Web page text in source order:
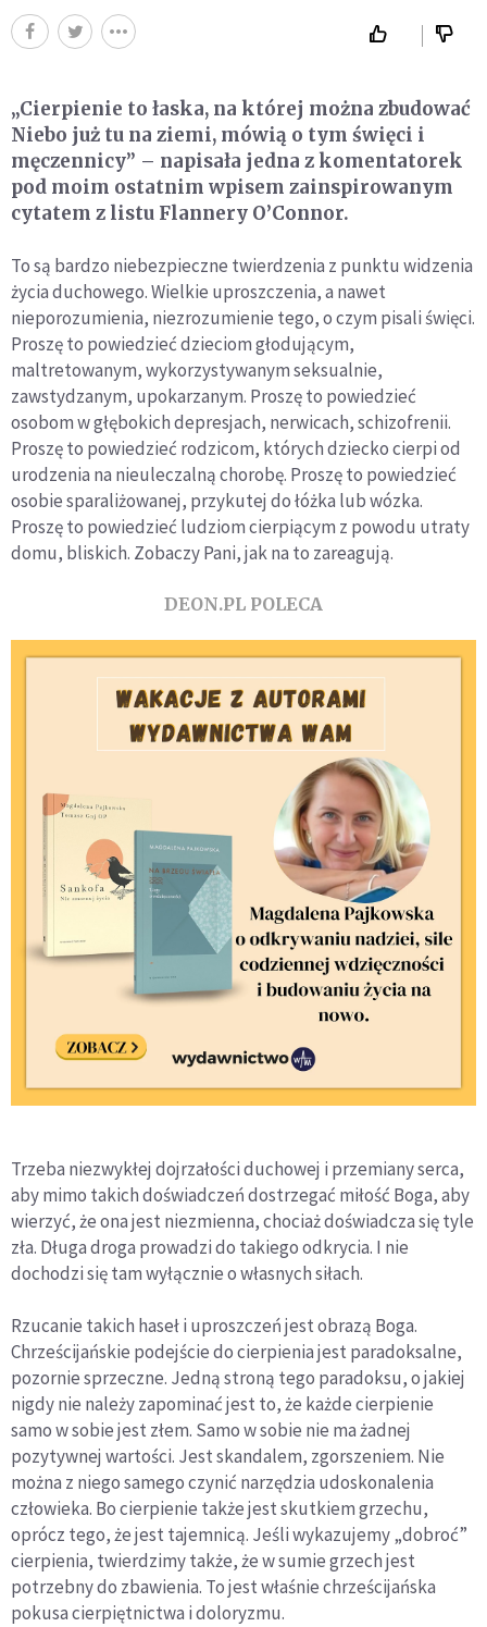
„Cierpienie to łaska, na której można zbudować
Niebo już tu na ziemi, mówią o tym święci i
męczennicy” – napisała jedna z komentatorek
pod moim ostatnim wpisem zainspirowanym
cytatem z listu Flannery O’Connor.
To są bardzo niebezpieczne twierdzenia z punktu widzenia
życia duchowego. Wielkie uproszczenia, a nawet
nieporozumienia, niezrozumienie tego, o czym pisali święci.
Proszę to powiedzieć dzieciom głodującym,
maltretowanym, wykorzystywanym seksualnie,
zawstydzanym, upokarzanym. Proszę to powiedzieć
osobom w głębokich depresjach, nerwicach, schizofrenii.
Proszę to powiedzieć rodzicom, których dziecko cierpi od
urodzenia na nieuleczalną chorobę. Proszę to powiedzieć
osobie sparaliżowanej, przykutej do łóżka lub wózka.
Proszę to powiedzieć ludziom cierpiącym z powodu utraty
domu, bliskich. Zobaczy Pani, jak na to zareagują.
DEON.PL POLECA
Trzeba niezwykłej dojrzałości duchowej i przemiany serca,
aby mimo takich doświadczeń dostrzegać miłość Boga, aby
wierzyć, że ona jest niezmienna, chociaż doświadcza się tyle
zła. Długa droga prowadzi do takiego odkrycia. I nie
dochodzi się tam wyłącznie o własnych siłach.
Rzucanie takich haseł i uproszczeń jest obrazą Boga.
Chrześcijańskie podejście do cierpienia jest paradoksalne,
pozornie sprzeczne. Jedną stroną tego paradoksu, o jakiej
nigdy nie należy zapominać jest to, że każde cierpienie
samo w sobie jest złem. Samo w sobie nie ma żadnej
pozytywnej wartości. Jest skandalem, zgorszeniem. Nie
można z niego samego czynić narzędzia udoskonalenia
człowieka. Bo cierpienie także jest skutkiem grzechu,
oprócz tego, że jest tajemnicą. Jeśli wykazujemy „dobroć”
cierpienia, twierdzimy także, że w sumie grzech jest
potrzebny do zbawienia. To jest właśnie chrześcijańska
pokusa cierpiętnictwa i doloryzmu.